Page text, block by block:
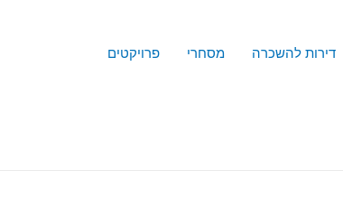
דירות להשכרה מסחרי פרויקטים